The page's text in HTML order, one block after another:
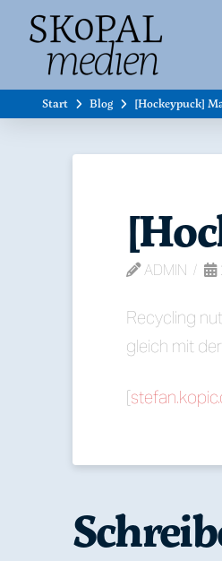
Start Blog [Hockeypuck]
ADMIN
Recycling
gleich mit
[